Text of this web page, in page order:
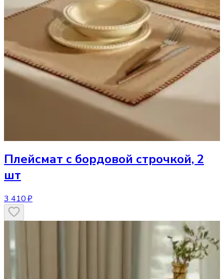
Плейсмат с бордовой строчкой, 2
шт
3 410 ₽